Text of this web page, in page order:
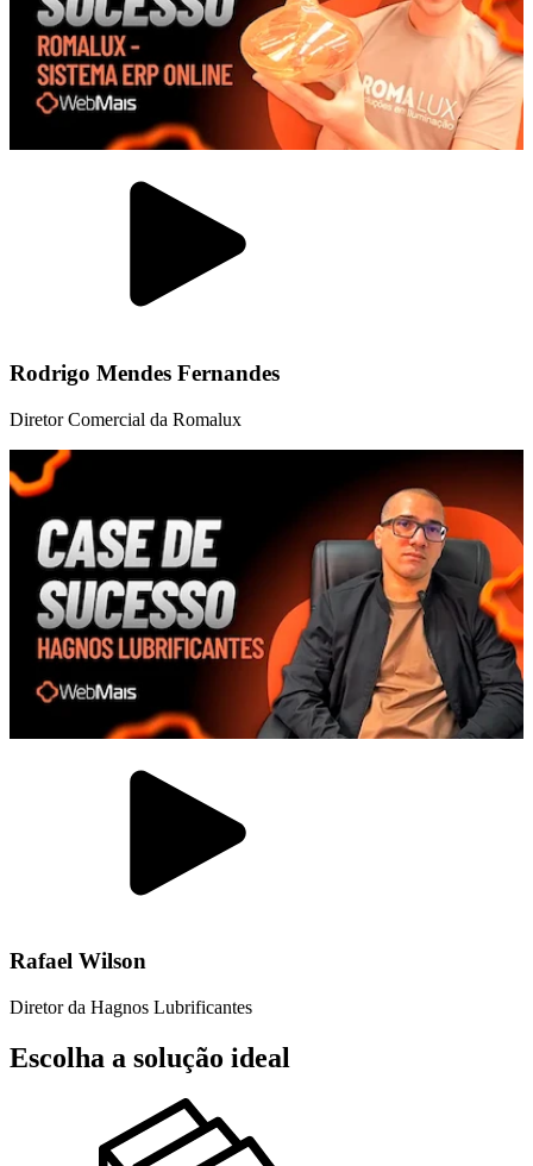
Rodrigo Mendes Fernandes
Diretor Comercial da Romalux
Rafael Wilson
Diretor da Hagnos Lubrificantes
Escolha a solução ideal